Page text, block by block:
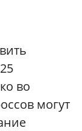
во
могут